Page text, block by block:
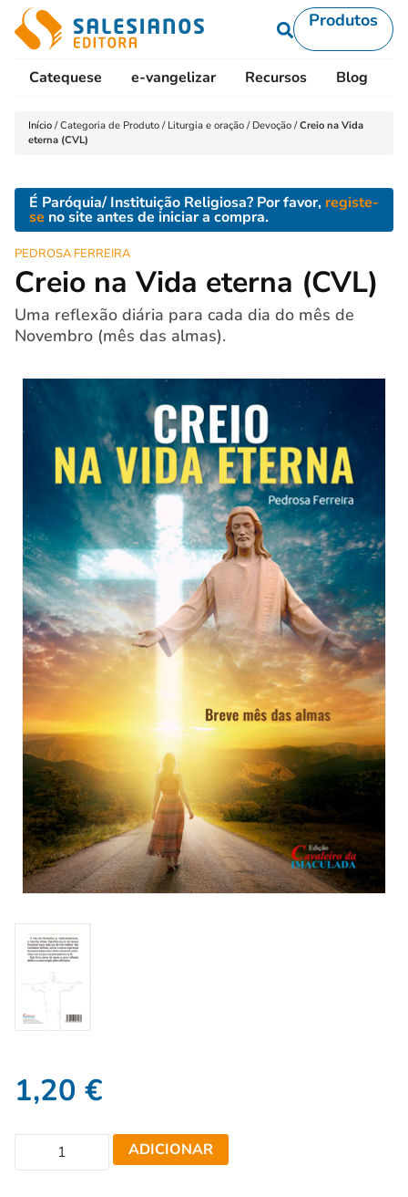
Produtos
Catequese e-vangelizar Recursos Blog
Início /Categoria de Produto / Liturgia e oração / Devoção /Creio na Vida
eterna (CVL)
É Paróquia/ Instituição Religiosa? Por favor, registe-
se no site antes de iniciar a compra.
PEDROSA FERREIRA
Creio na Vida eterna (CVL)
Uma reflexão diária para cada dia do mês de
Novembro (mês das almas).
1,20 €
ADICIONAR